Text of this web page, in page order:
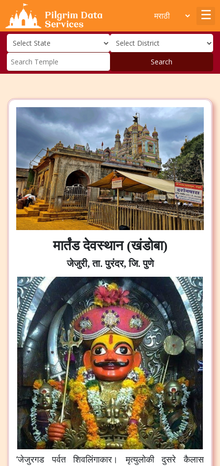
Search
मार्तंड देवस्थान (खंडोबा)
जेजुरी, ता. पुरंदर, जि. पुणे
‘जेजुरगड पर्वत शिवलिंगाकार। मृत्युलोकी दुसरे कैलास